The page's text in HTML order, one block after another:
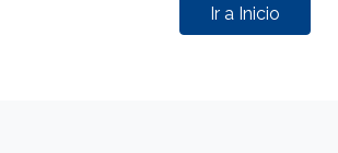
Ir a Inicio